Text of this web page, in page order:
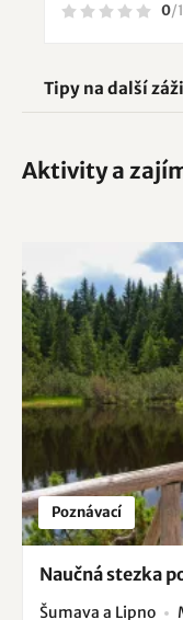
0/
Tipy na další
Aktivity a
Poznávací
Naučná stezka
Šumava a Lipno